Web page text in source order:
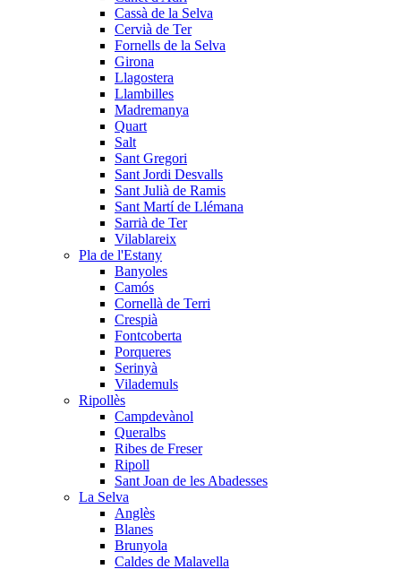
Cassà de la Selva
Cervià de Ter
Fornells de la Selva
Girona
Llagostera
Llambilles
Madremanya
Quart
Salt
Sant Gregori
Sant Jordi Desvalls
Sant Julià de Ramis
Sant Martí de Llémana
Sarrià de Ter
Vilablareix
Pla de l'Estany
Banyoles
Camós
Cornellà de Terri
Crespià
Fontcoberta
Porqueres
Serinyà
Vilademuls
Ripollès
Campdevànol
Queralbs
Ribes de Freser
Ripoll
Sant Joan de les Abadesses
La Selva
Anglès
Blanes
Brunyola
Caldes de Malavella